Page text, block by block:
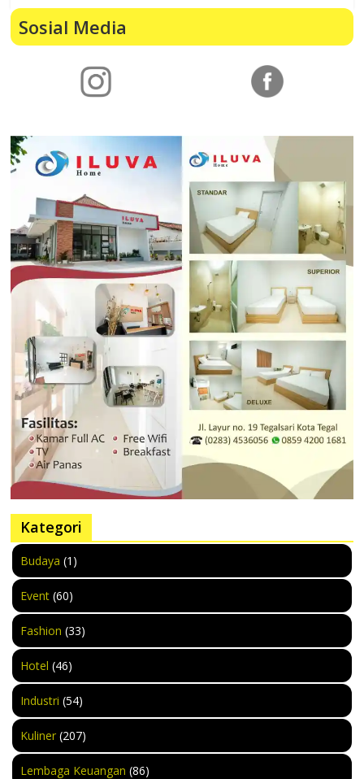
Sosial Media
Kategori
Budaya (1)
Event (60)
Fashion (33)
Hotel (46)
Industri (54)
Kuliner (207)
Lembaga Keuangan (86)